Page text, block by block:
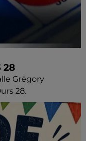
28
Grégory
28.